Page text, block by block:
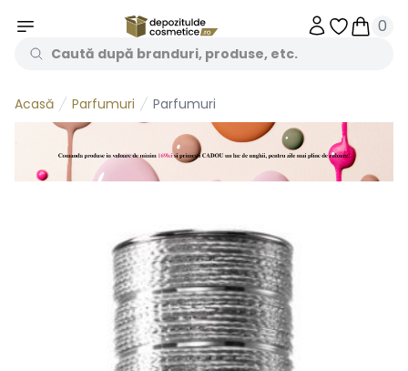
Obiecte
0
Acasă Parfumuri Parfumuri